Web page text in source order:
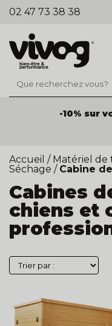
02 47 73 38 38
-10% sur
Accueil / Matériel de
Séchage / Cabine
Cabines
chiens et